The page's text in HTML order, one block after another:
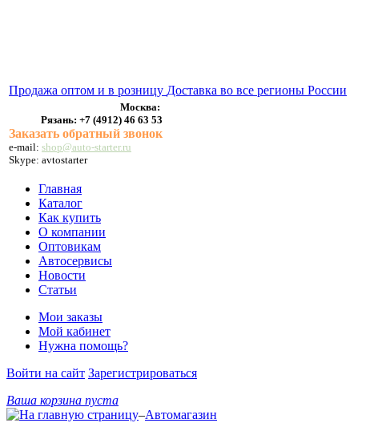
Продажа оптом и в розницу Доставка во все регионы России
Москва:
Рязань: +7 (4912) 46 63 53
Заказать обратный звонок
e-mail: shop@auto-starter.ru
Skype: avtostarter
Главная
Каталог
Как купить
О компании
Оптовикам
Автосервисы
Новости
Статьи
Мои заказы
Мой кабинет
Нужна помощь?
Войти на сайт Зарегистрироваться
Ваша корзина пуста
–Автомагазин